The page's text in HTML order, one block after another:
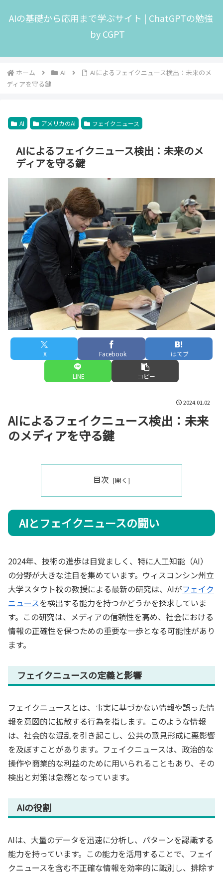
AIの基礎から応用まで学ぶサイト | ChatGPTの勉強
by CGPT
ホーム AI
AIによるフェイクニュース検出：未来のメ
ディアを守る鍵
AI アメリカのAI フェイクニュース
AIによるフェイクニュース検出：未来のメ
ディアを守る鍵
X Facebook はてブ
LINE コピー
2024.01.02
AIによるフェイクニュース検出：未来
のメディアを守る鍵
目次
AIとフェイクニュースの闘い
2024年、技術の進歩は目覚ましく、特に人工知能（AI）
の分野が大きな注目を集めています。ウィスコンシン州立
大学スタウト校の教授による最新の研究は、AIがフェイク
ニュースを検出する能力を持つかどうかを探求していま
す。この研究は、メディアの信頼性を高め、社会における
情報の正確性を保つための重要な一歩となる可能性があり
ます。
フェイクニュースの定義と影響
フェイクニュースとは、事実に基づかない情報や誤った情
報を意図的に拡散する行為を指します。このような情報
は、社会的な混乱を引き起こし、公共の意見形成に悪影響
を及ぼすことがあります。フェイクニュースは、政治的な
操作や商業的な利益のために用いられることもあり、その
検出と対策は急務となっています。
AIの役割
AIは、大量のデータを迅速に分析し、パターンを認識する
能力を持っています。この能力を活用することで、フェイ
クニュースを含む不正確な情報を効率的に識別し、排除す